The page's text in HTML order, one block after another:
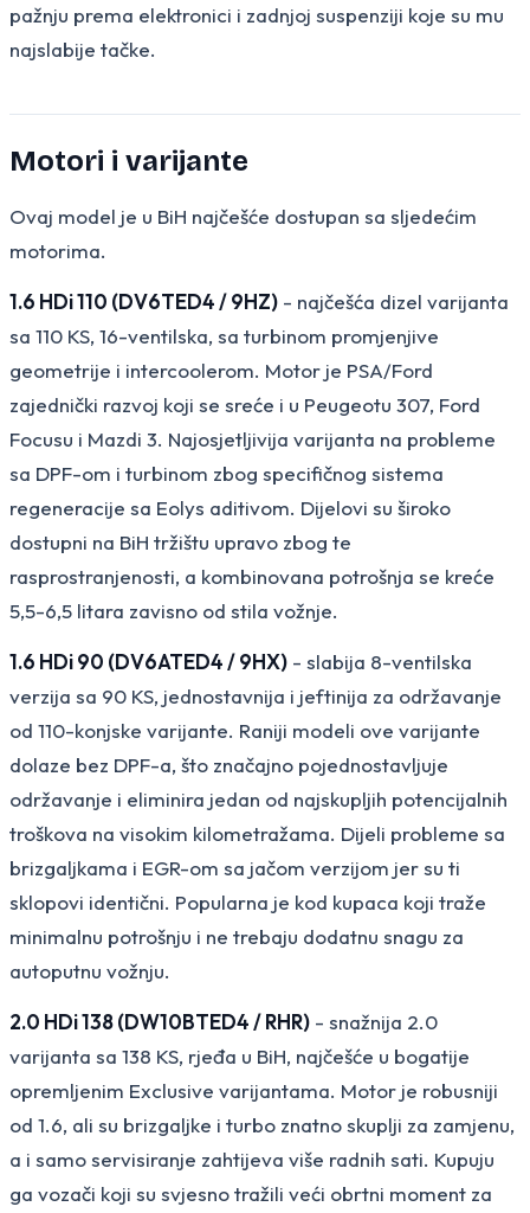
pažnju prema elektronici i zadnjoj suspenziji koje su mu
najslabije tačke.
Motori i varijante
Ovaj model je u BiH najčešće dostupan sa sljedećim
motorima.
1.6 HDi 110 (DV6TED4 / 9HZ) - najčešća dizel varijanta
sa 110 KS, 16-ventilska, sa turbinom promjenjive
geometrije i intercoolerom. Motor je PSA/Ford
zajednički razvoj koji se sreće i u Peugeotu 307, Ford
Focusu i Mazdi 3. Najosjetljivija varijanta na probleme
sa DPF-om i turbinom zbog specifičnog sistema
regeneracije sa Eolys aditivom. Dijelovi su široko
dostupni na BiH tržištu upravo zbog te
rasprostranjenosti, a kombinovana potrošnja se kreće
5,5-6,5 litara zavisno od stila vožnje.
1.6 HDi 90 (DV6ATED4 / 9HX) - slabija 8-ventilska
verzija sa 90 KS, jednostavnija i jeftinija za održavanje
od 110-konjske varijante. Raniji modeli ove varijante
dolaze bez DPF-a, što značajno pojednostavljuje
održavanje i eliminira jedan od najskupljih potencijalnih
troškova na visokim kilometražama. Dijeli probleme sa
brizgaljkama i EGR-om sa jačom verzijom jer su ti
sklopovi identični. Popularna je kod kupaca koji traže
minimalnu potrošnju i ne trebaju dodatnu snagu za
autoputnu vožnju.
2.0 HDi 138 (DW10BTED4 / RHR) - snažnija 2.0
varijanta sa 138 KS, rjeđa u BiH, najčešće u bogatije
opremljenim Exclusive varijantama. Motor je robusniji
od 1.6, ali su brizgaljke i turbo znatno skuplji za zamjenu,
a i samo servisiranje zahtijeva više radnih sati. Kupuju
ga vozači koji su svjesno tražili veći obrtni moment za